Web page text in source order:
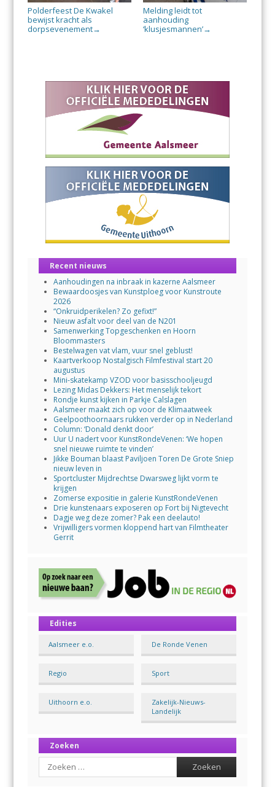
Polderfeest De Kwakel
bewijst kracht als
dorpsevenement→
Melding leidt tot
aanhouding
‘klusjesmannen’→
Recent nieuws
Aanhoudingen na inbraak in kazerne Aalsmeer
Bewaardoosjes van Kunstploeg voor Kunstroute
2026
“Onkruidperikelen? Zo gefixt!”
Nieuw asfalt voor deel van de N201
Samenwerking Topgeschenken en Hoorn
Bloommasters
Bestelwagen vat vlam, vuur snel geblust!
Kaartverkoop Nostalgisch Filmfestival start 20
augustus
Mini-skatekamp VZOD voor basisschooljeugd
Lezing Midas Dekkers: Het menselijk tekort
Rondje kunst kijken in Parkje Calslagen
Aalsmeer maakt zich op voor de Klimaatweek
Geelpoothoornaars rukken verder op in Nederland
Column: ‘Donald denkt door’
Uur U nadert voor KunstRondeVenen: ‘We hopen
snel nieuwe ruimte te vinden’
Jikke Bouman blaast Paviljoen Toren De Grote Sniep
nieuw leven in
Sportcluster Mijdrechtse Dwarsweg lijkt vorm te
krijgen
Zomerse expositie in galerie KunstRondeVenen
Drie kunstenaars exposeren op Fort bij Nigtevecht
Dagje weg deze zomer? Pak een deelauto!
Vrijwilligers vormen kloppend hart van Filmtheater
Gerrit
Edities
Aalsmeer e.o. De Ronde Venen
Regio Sport
Uithoorn e.o.
Zakelijk-Nieuws-
Landelijk
Zoeken
Search